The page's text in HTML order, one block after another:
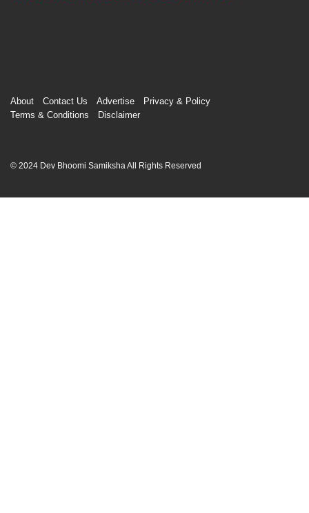
About Contact Us Advertise
Privacy & Policy
Terms & Conditions
Disclaimer
© 2024 Dev Bhoomi Samiksha All Rights Reserved